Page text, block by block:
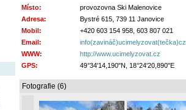
Místo:
provozovna Ski Malenovice
Adresa:
Bystré 615, 739 11 Janovice
Mobil:
+420 603 154 958, 603 807 021
Email:
info(zavináč)ucimelyzovat(tečka)cz
WWW:
http://www.ucimelyzovat.cz
GPS:
49°34'14,190"N, 18°24'20,890"E
Fotografie (6)